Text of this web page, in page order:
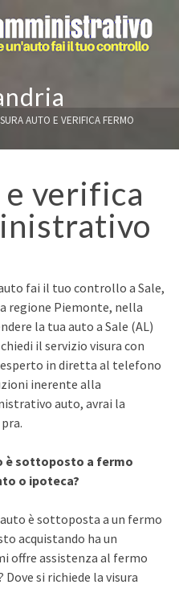
AUTO E VERIFICA FERMO
verifica
fai il tuo controllo a Sale,
regione Piemonte, nella
la tua auto a Sale (AL)
il servizio visura con
in diretta al telefono
inerente alla
auto, avrai la
è sottoposto a fermo
o ipoteca?
è sottoposta a un fermo
acquistando ha un
offre assistenza al fermo
si richiede la visura